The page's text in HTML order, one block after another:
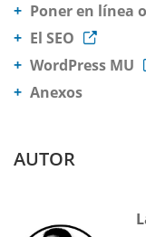
Poner en línea
El SEO
WordPress MU
Anexos
AUTOR